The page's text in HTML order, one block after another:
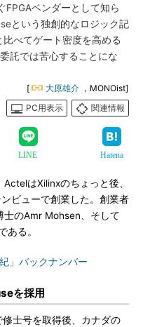
ベンダーとして知ら
という独創的なロジック記
べてゲート密度を高める
託では苦心することにな
[ 大原雄介 ，MONOist]
PC用表示
関連情報
LINE Hatena
はXilinxのちょっと後、
ビューで創業した。創業者
のAmr Mohsen、そして
ある。
」バックナンバー
を採用
士号を取得後、カナダの